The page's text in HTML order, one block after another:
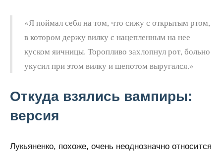
«Я поймал себя на том, что сижу с открытым ртом,
в котором держу вилку с нацепленным на нее
куском яичницы. Торопливо захлопнул рот, больно
укусил при этом вилку и шепотом выругался.»
Откуда взялись вампиры:
версия
Лукьяненко, похоже, очень неоднозначно относится